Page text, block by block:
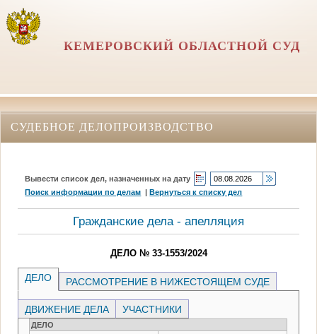
КЕМЕРОВСКИЙ ОБЛАСТНОЙ СУД
СУДЕБНОЕ ДЕЛОПРОИЗВОДСТВО
Вывести список дел, назначенных на дату
Поиск информации по делам |Вернуться к списку дел
Гражданские дела - апелляция
ДЕЛО № 33-1553/2024
ДЕЛО РАССМОТРЕНИЕ В НИЖЕСТОЯЩЕМ СУДЕ
ДВИЖЕНИЕ ДЕЛА УЧАСТНИКИ
ДЕЛО